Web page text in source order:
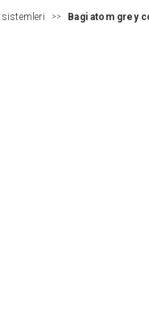
sistemleri >> Bagi atom grey